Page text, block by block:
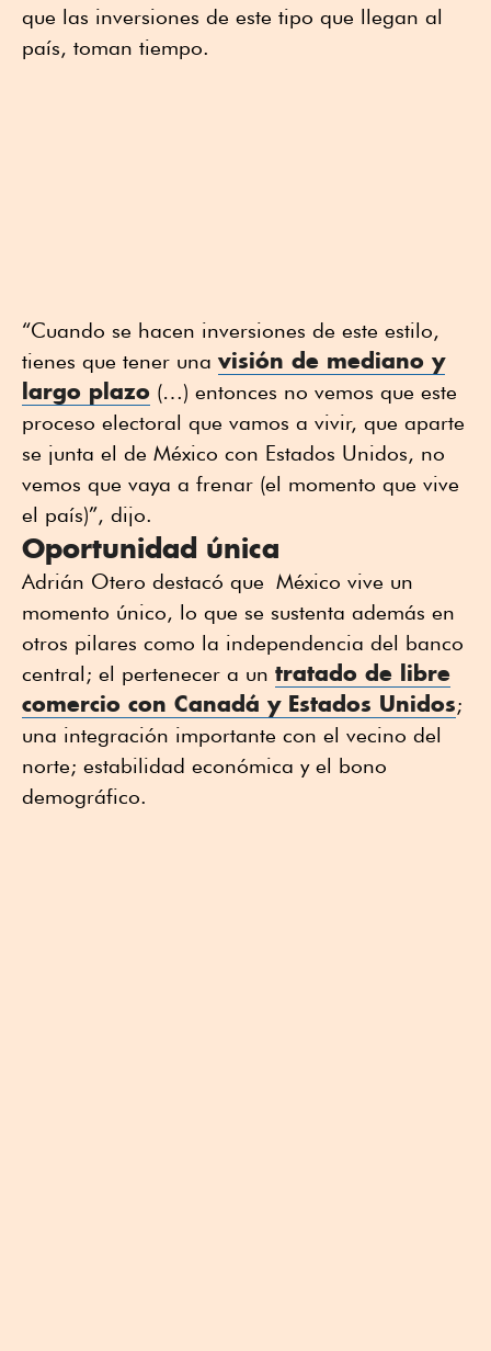
que las inversiones de este tipo que llegan al
país, toman tiempo.
“Cuando se hacen inversiones de este estilo,
tienes que tener una visión de mediano y
largo plazo (…) entonces no vemos que este
proceso electoral que vamos a vivir, que aparte
se junta el de México con Estados Unidos, no
vemos que vaya a frenar (el momento que vive
el país)”, dijo.
Oportunidad única
Adrián Otero destacó que México vive un
momento único, lo que se sustenta además en
otros pilares como la independencia del banco
central; el pertenecer a un tratado de libre
comercio con Canadá y Estados Unidos;
una integración importante con el vecino del
norte; estabilidad económica y el bono
demográfico.